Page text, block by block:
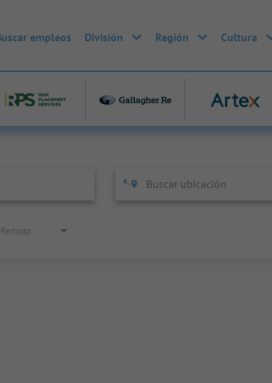
empleos División Región Cultura
Remoto